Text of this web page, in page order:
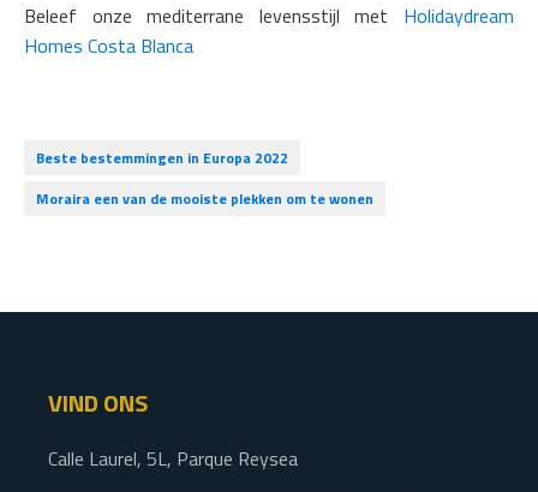
Beleef onze mediterrane levensstijl met Holidaydream
Homes Costa Blanca
Beste bestemmingen in Europa 2022
Moraira een van de mooiste plekken om te wonen
VIND ONS
Calle Laurel, 5L, Parque Reysea